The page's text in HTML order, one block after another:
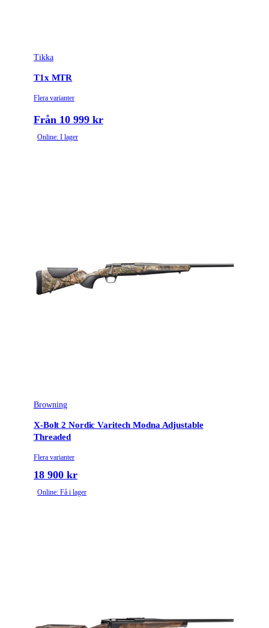
Tikka
T1x MTR
Flera varianter
Från 10 999 kr
Online: I lager
Browning
X-Bolt 2 Nordic Varitech Modna Adjustable
Threaded
Flera varianter
18 900 kr
Online: Få i lager